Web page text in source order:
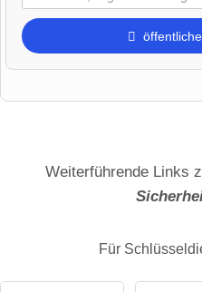
Weiterführende Links
Für